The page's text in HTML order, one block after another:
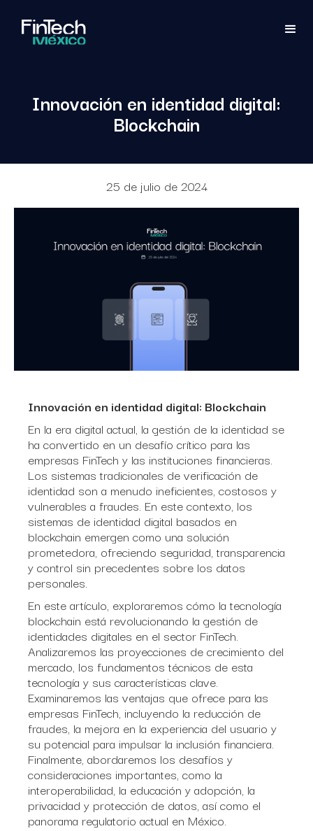
Innovación en identidad digital:
Blockchain
25 de julio de 2024
Innovación en identidad digital: Blockchain
En la era digital actual, la gestión de la identidad se
ha convertido en un desafío crítico para las
empresas FinTech y las instituciones financieras.
Los sistemas tradicionales de verificación de
identidad son a menudo ineficientes, costosos y
vulnerables a fraudes. En este contexto, los
sistemas de identidad digital basados en
blockchain emergen como una solución
prometedora, ofreciendo seguridad, transparencia
y control sin precedentes sobre los datos
personales.
En este artículo, exploraremos cómo la tecnología
blockchain está revolucionando la gestión de
identidades digitales en el sector FinTech.
Analizaremos las proyecciones de crecimiento del
mercado, los fundamentos técnicos de esta
tecnología y sus características clave.
Examinaremos las ventajas que ofrece para las
empresas FinTech, incluyendo la reducción de
fraudes, la mejora en la experiencia del usuario y
su potencial para impulsar la inclusión financiera.
Finalmente, abordaremos los desafíos y
consideraciones importantes, como la
interoperabilidad, la educación y adopción, la
privacidad y protección de datos, así como el
panorama regulatorio actual en México.